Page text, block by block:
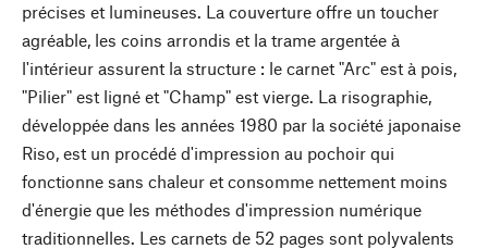
précises et lumineuses. La couverture offre un toucher
agréable, les coins arrondis et la trame argentée à
l'intérieur assurent la structure : le carnet "Arc" est à pois,
"Pilier" est ligné et "Champ" est vierge. La risographie,
développée dans les années 1980 par la société japonaise
Riso, est un procédé d'impression au pochoir qui
fonctionne sans chaleur et consomme nettement moins
d'énergie que les méthodes d'impression numérique
traditionnelles. Les carnets de 52 pages sont polyvalents